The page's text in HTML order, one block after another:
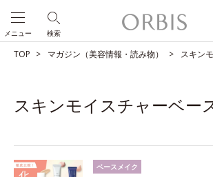
検索
メニュー
TOP マガジン（美容情報・読み物） スキン
スキンモイスチャーベー
ベースメイク